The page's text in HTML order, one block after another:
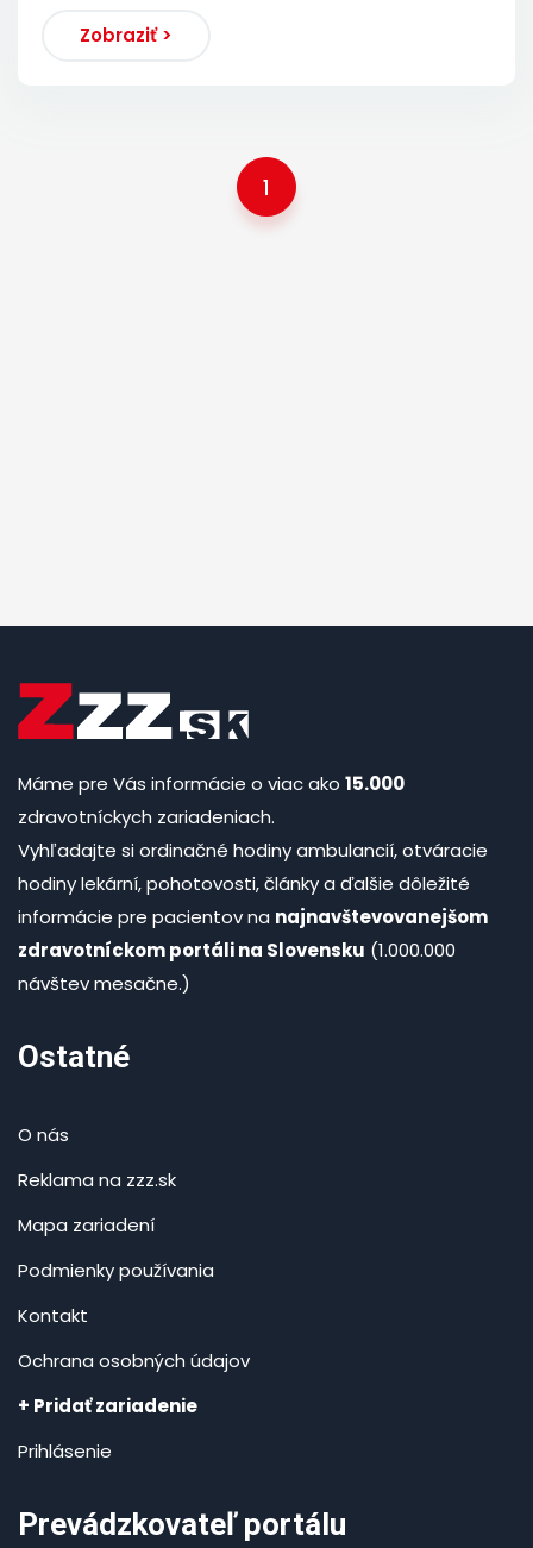
Zobraziť >
1
Máme pre Vás informácie o viac ako 15.000
zdravotníckych zariadeniach.
Vyhľadajte si ordinačné hodiny ambulancií, otváracie
hodiny lekární, pohotovosti, články a ďalšie dôležité
informácie pre pacientov na najnavštevovanejšom
zdravotníckom portáli na Slovensku (1.000.000
návštev mesačne.)
Ostatné
O nás
Reklama na zzz.sk
Mapa zariadení
Podmienky používania
Kontakt
Ochrana osobných údajov
+ Pridať zariadenie
Prihlásenie
Prevádzkovateľ portálu